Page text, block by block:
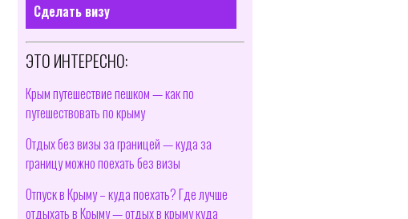
Сделать визу
ЭТО ИНТЕРЕСНО:
Крым путешествие пешком — как по
путешествовать по крыму
Отдых без визы за границей — куда за
границу можно поехать без визы
Отпуск в Крыму – куда поехать? Где лучше
отдыхать в Крыму — отдых в крыму куда